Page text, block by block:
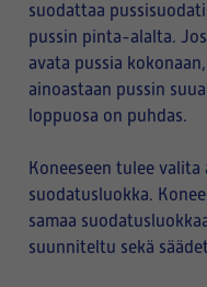
suodattaa
pussin pinta-alalta.
avata pussia
ainoastaan pussin
loppuosa on puhdas.
Koneeseen tulee
suodatusluokka.
samaa
suunniteltu sekä